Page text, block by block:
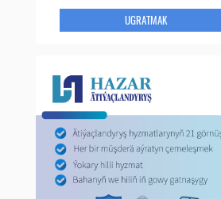
UGRATMAK